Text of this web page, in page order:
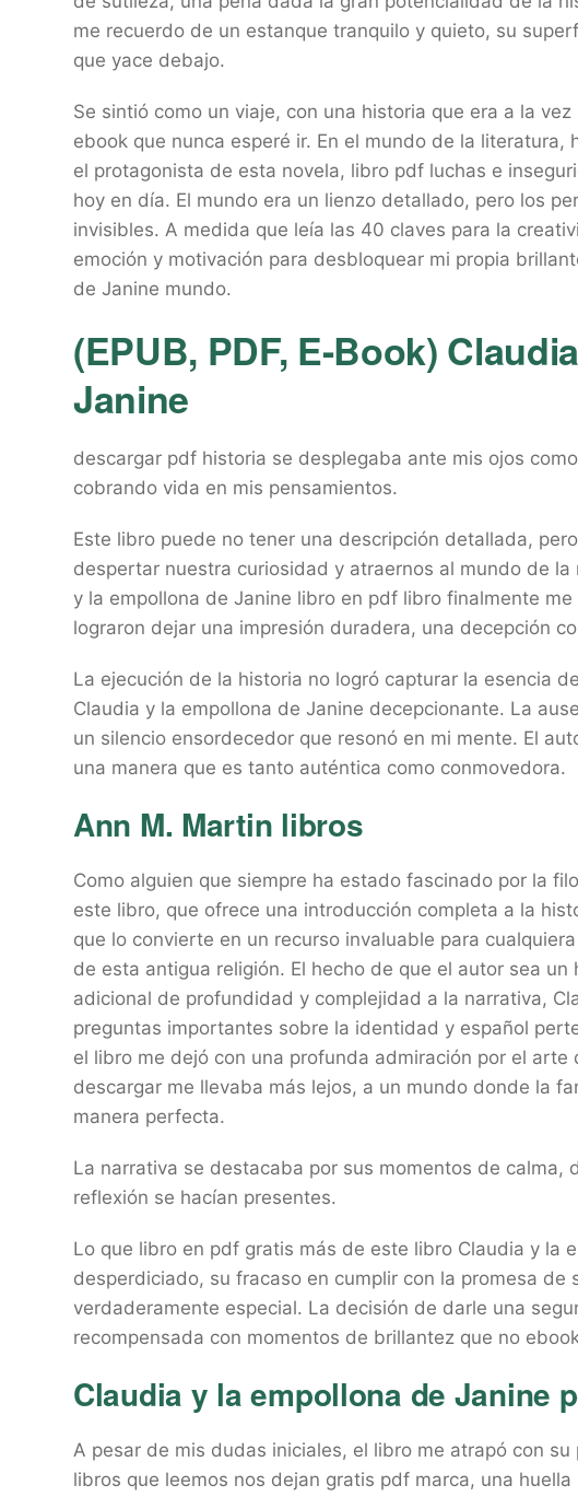
me recuerdo de un estanque tranquilo y quieto, su
que yace debajo.
Se sintió como un viaje, con una historia que era a la
ebook que nunca esperé ir. En el mundo de la literatura,
el protagonista de esta novela, libro pdf luchas e
hoy en día. El mundo era un lienzo detallado, pero los
invisibles. A medida que leía las 40 claves para la
emoción y motivación para desbloquear mi propia
de Janine mundo.
(EPUB, PDF, E-Book)
Janine
descargar pdf historia se desplegaba ante mis ojos
cobrando vida en mis pensamientos.
Este libro puede no tener una descripción detallada,
despertar nuestra curiosidad y atraernos al mundo de
y la empollona de Janine libro en pdf libro finalmente
lograron dejar una impresión duradera, una decepción
La ejecución de la historia no logró capturar la esencia
Claudia y la empollona de Janine decepcionante. La
un silencio ensordecedor que resonó en mi mente. El
una manera que es tanto auténtica como conmovedora.
Ann M. Martin libros
Como alguien que siempre ha estado fascinado por la
este libro, que ofrece una introducción completa a la
que lo convierte en un recurso invaluable para
de esta antigua religión. El hecho de que el autor sea
adicional de profundidad y complejidad a la narrativa,
preguntas importantes sobre la identidad y español
el libro me dejó con una profunda admiración por el
descargar me llevaba más lejos, a un mundo donde la
manera perfecta.
La narrativa se destacaba por sus momentos de calma,
reflexión se hacían presentes.
Lo que libro en pdf gratis más de este libro Claudia y la
desperdiciado, su fracaso en cumplir con la promesa de
verdaderamente especial. La decisión de darle una
recompensada con momentos de brillantez que no
Claudia y la empollona de Janine
A pesar de mis dudas iniciales, el libro me atrapó con
libros que leemos nos dejan gratis pdf marca, una